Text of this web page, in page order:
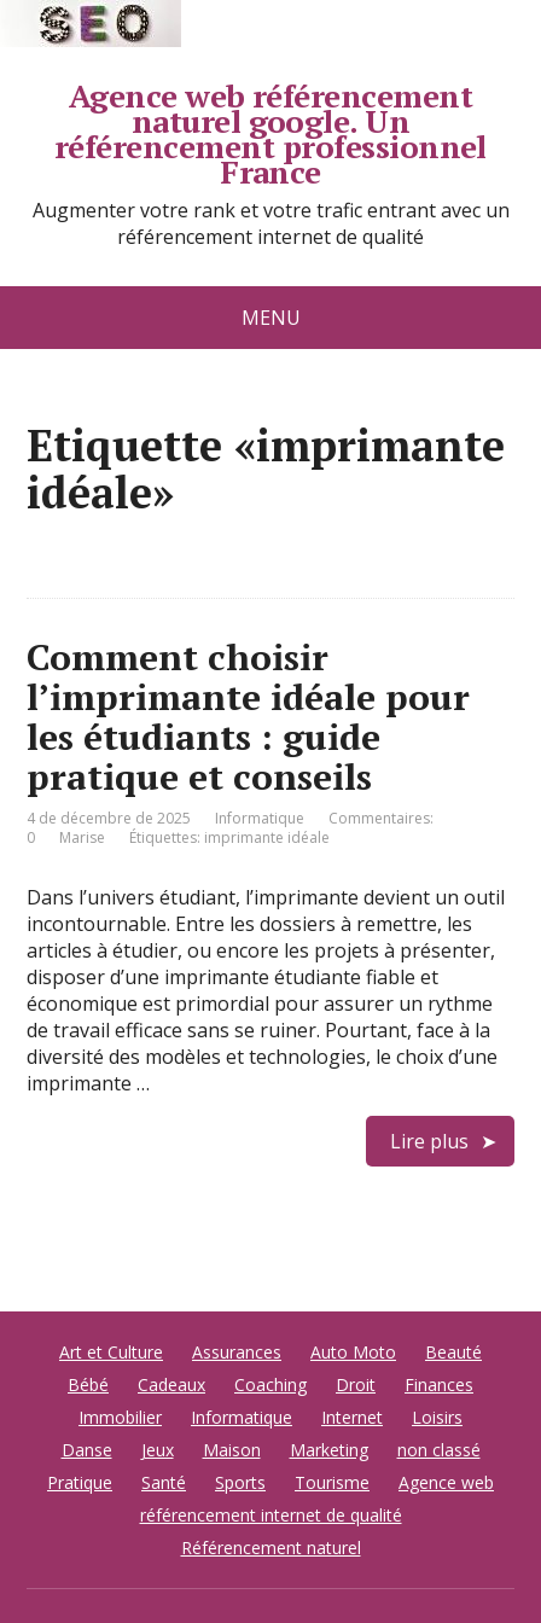
Agence web référencement
naturel google. Un
référencement professionnel
France
Augmenter votre rank et votre trafic entrant avec un
référencement internet de qualité
MENU
Etiquette «imprimante
idéale»
Comment choisir
l’imprimante idéale pour
les étudiants : guide
pratique et conseils
4 de décembre de 2025 Informatique
Commentaires:
0
Marise Étiquettes: imprimante idéale
Dans l’univers étudiant, l’imprimante devient un outil
incontournable. Entre les dossiers à remettre, les
articles à étudier, ou encore les projets à présenter,
disposer d’une imprimante étudiante fiable et
économique est primordial pour assurer un rythme
de travail efficace sans se ruiner. Pourtant, face à la
diversité des modèles et technologies, le choix d’une
imprimante …
Lire plus
Art et Culture Assurances Auto Moto
Beauté
Bébé
Cadeaux Coaching Droit
Finances
Immobilier
Informatique Internet
Loisirs
Danse
Jeux Maison Marketing
non classé
Pratique
Santé Sports Tourisme
Agence web
référencement internet de qualité
Référencement naturel